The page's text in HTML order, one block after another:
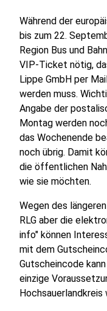
Während der
bis zum 22.
Region Bus und
VIP-Ticket nötig,
Lippe GmbH per
werden muss.
Angabe der
Montag werden
das Wochenende
noch übrig. Damit
die öffentlichen
wie sie möchten.
Wegen des
RLG aber die
info" können
mit dem
Gutscheincode
einzige
Hochsauerlandkreis